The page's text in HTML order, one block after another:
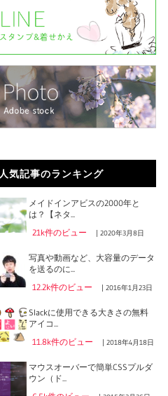
人気記事のランキング
メイドインアビスの2000年と
は？【ネタ...
21k件のビュー |2020年3月8日
写真や動画など、大容量のデータ
を送るのに...
12.2k件のビュー |2016年1月23日
Slackに使用できる大きさの無料
アイコ...
11.8k件のビュー |2018年4月18日
マウスオーバーで簡単CSSプルダ
ウン（ド...